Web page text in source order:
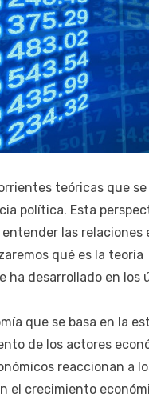
teóricas que se
política. Esta
las relaciones
qué es la teoría
ha desarrollado en los
que se basa en la
de los actores
reaccionan a
el crecimiento